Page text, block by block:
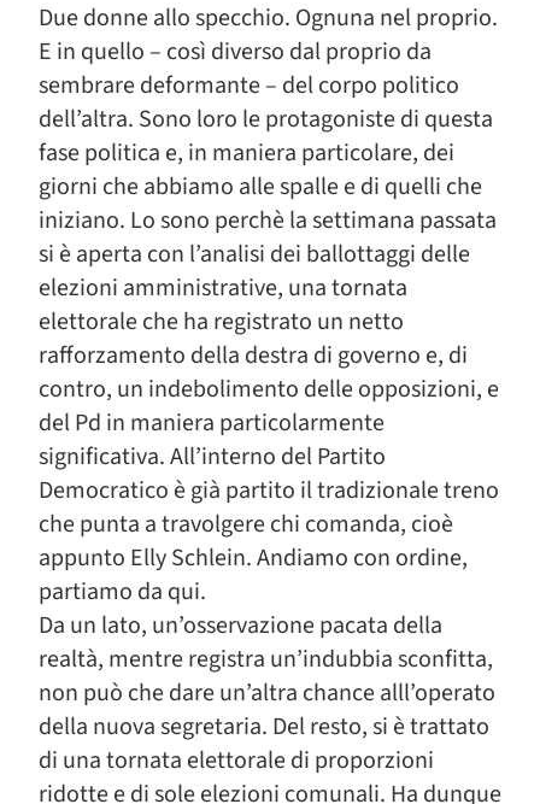
Due donne allo specchio. Ognuna nel proprio.
E in quello – così diverso dal proprio da
sembrare deformante – del corpo politico
dell’altra. Sono loro le protagoniste di questa
fase politica e, in maniera particolare, dei
giorni che abbiamo alle spalle e di quelli che
iniziano. Lo sono perchè la settimana passata
si è aperta con l’analisi dei ballottaggi delle
elezioni amministrative, una tornata
elettorale che ha registrato un netto
rafforzamento della destra di governo e, di
contro, un indebolimento delle opposizioni, e
del Pd in maniera particolarmente
significativa. All’interno del Partito
Democratico è già partito il tradizionale treno
che punta a travolgere chi comanda, cioè
appunto Elly Schlein. Andiamo con ordine,
partiamo da qui.
Da un lato, un’osservazione pacata della
realtà, mentre registra un’indubbia sconfitta,
non può che dare un’altra chance alll’operato
della nuova segretaria. Del resto, si è trattato
di una tornata elettorale di proporzioni
ridotte e di sole elezioni comunali. Ha dunque